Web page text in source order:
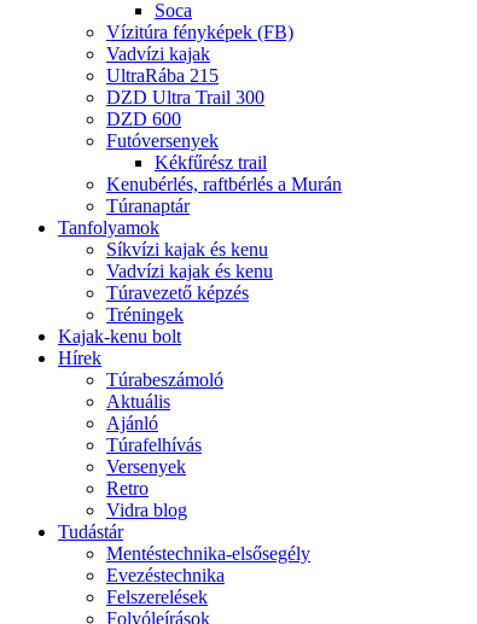
Soca
Vízitúra fényképek (FB)
Vadvízi kajak
UltraRába 215
DZD Ultra Trail 300
DZD 600
Futóversenyek
Kékfűrész trail
Kenubérlés, raftbérlés a Murán
Túranaptár
Tanfolyamok
Síkvízi kajak és kenu
Vadvízi kajak és kenu
Túravezető képzés
Tréningek
Kajak-kenu bolt
Hírek
Túrabeszámoló
Aktuális
Ajánló
Túrafelhívás
Versenyek
Retro
Vidra blog
Tudástár
Mentéstechnika-elsősegély
Evezéstechnika
Felszerelések
Folyóleírások